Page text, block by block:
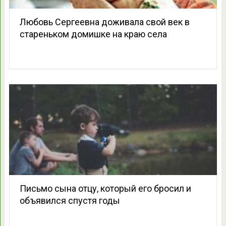
Любовь Сергеевна доживала свой век в
стареньком домишке на краю села
Письмо сына отцу, который его бросил и
объявился спустя годы